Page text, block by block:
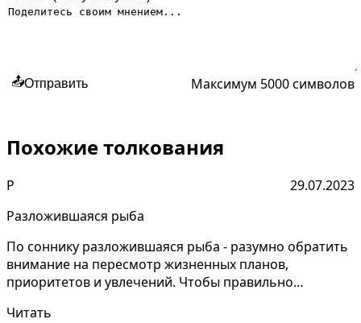
📤Отправить Максимум 5000 символов
Похожие толкования
Р
29.07.2023
Разложившаяся рыба
По соннику разложившаяся рыба - разумно обратить
внимание на пересмотр жизненных планов,
приоритетов и увлечений. Чтобы правильно
Читать